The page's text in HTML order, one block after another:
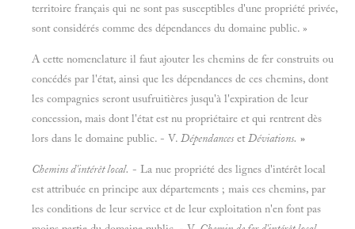
territoire français qui ne sont pas susceptibles d'une propriété privée,
sont considérés comme des dépendances du domaine public. »
A cette nomenclature il faut ajouter les chemins de fer construits ou
concédés par l'état, ainsi que les dépendances de ces chemins, dont
les compagnies seront usufruitières jusqu'à l'expiration de leur
concession, mais dont l'état est nu propriétaire et qui rentrent dès
lors dans le domaine public. - V. Dépendances etDéviations. »
Chemins d'intérêt local. - La nue propriété des lignes d'intérêt local
est attribuée en principe aux départements ; mais ces chemins, par
les conditions de leur service et de leur exploitation n'en font pas